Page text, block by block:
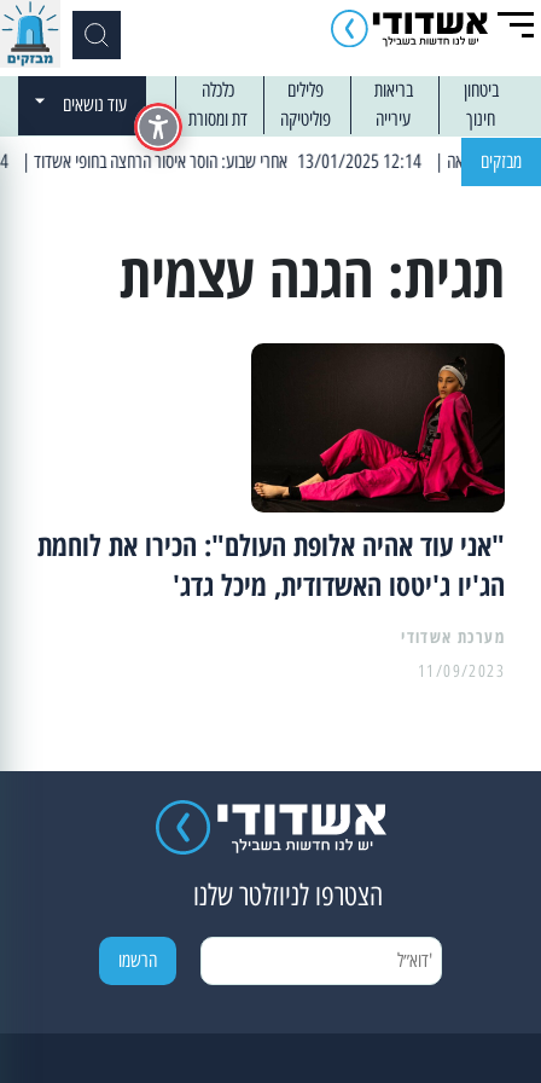
ביטחון בריאות פלילים
כלכלה
חינוך
עירייה פוליטיקה דת ומסורת
עוד נושאים
מבזקים | 12:14 13/01/2025 אחרי שבוע: הוסר איסור הרחצה בחופי אשדוד | 13:04 14/01/2025 עובדים בלילות: עבודות קרצוף וריבוד אספלט
תגית: הגנה עצמית
"אני עוד אהיה אלופת העולם": הכירו את לוחמת
הג'יו ג'יטסו האשדודית, מיכל גדג'
מערכת אשדודי
11/09/2023
הצטרפו לניוזלטר שלנו